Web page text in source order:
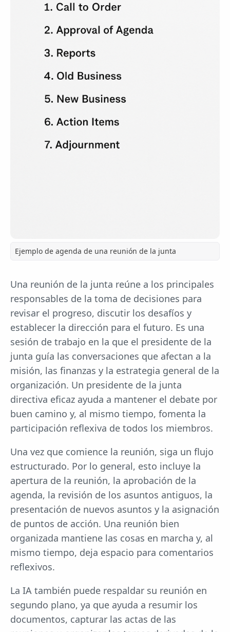
Ejemplo de agenda de una reunión de la junta
Una reunión de la junta reúne a los principales
responsables de la toma de decisiones para
revisar el progreso, discutir los desafíos y
establecer la dirección para el futuro. Es una
sesión de trabajo en la que el presidente de la
junta guía las conversaciones que afectan a la
misión, las finanzas y la estrategia general de la
organización. Un presidente de la junta
directiva eficaz ayuda a mantener el debate por
buen camino y, al mismo tiempo, fomenta la
participación reflexiva de todos los miembros.
Una vez que comience la reunión, siga un flujo
estructurado. Por lo general, esto incluye la
apertura de la reunión, la aprobación de la
agenda, la revisión de los asuntos antiguos, la
presentación de nuevos asuntos y la asignación
de puntos de acción. Una reunión bien
organizada mantiene las cosas en marcha y, al
mismo tiempo, deja espacio para comentarios
reflexivos.
La IA también puede respaldar su reunión en
segundo plano, ya que ayuda a resumir los
documentos, capturar las actas de las